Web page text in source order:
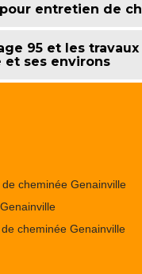
entretien de
95 et les
et ses environs
cheminée Genainville
cheminée Genainville